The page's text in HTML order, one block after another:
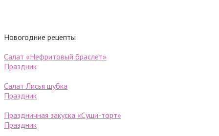
Новогодние рецепты
Салат «Нефритовый браслет»
Праздник
Салат Лисья шубка
Праздник
Праздничная закуска «Суши-торт»
Праздник